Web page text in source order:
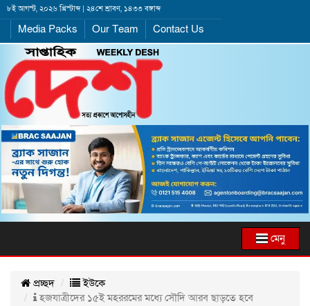
৮ই আগস্ট, ২০২৬ খ্রিস্টাব্দ | ২৪শে শ্রাবণ, ১৪৩৩ বঙ্গাব্দ
Media Packs Our Team Contact Us
মেনু
প্রচ্ছদ
ইউকে
হজযাত্রীদের ১৫ই মহররমের মধ্যে সৌদি আরব ছাড়তে হবে